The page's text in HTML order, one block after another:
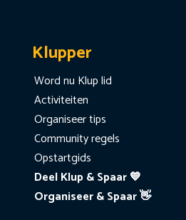
Klupper
Word nu Klup lid
Activiteiten
Organiseer tips
Community regels
Opstartgids
Deel Klup & Spaar 💙
Organiseer & Spaar 👋